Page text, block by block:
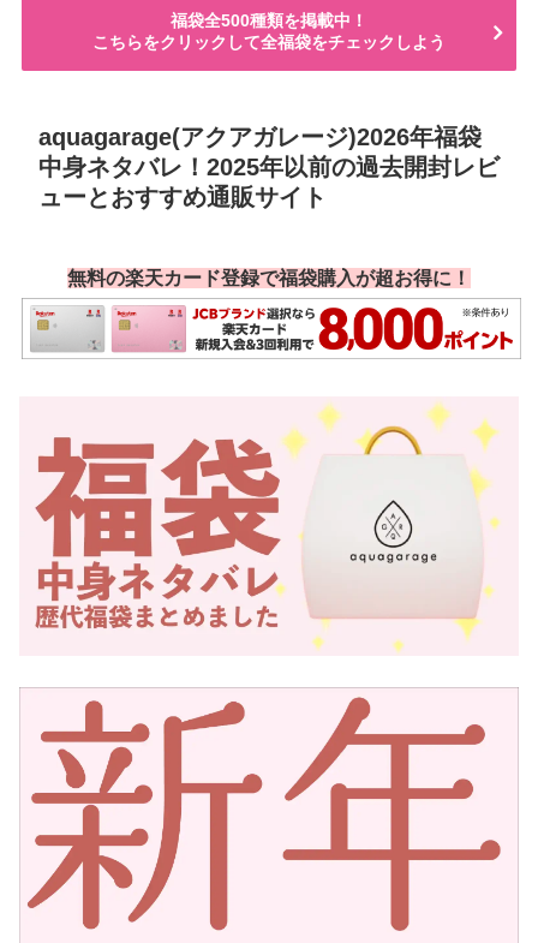
福袋全500種類を掲載中！
こちらをクリックして全福袋をチェックしよう
aquagarage(アクアガレージ)2026年福袋
中身ネタバレ！2025年以前の過去開封レビ
ューとおすすめ通販サイト
無料の楽天カード登録で福袋購入が超お得に！